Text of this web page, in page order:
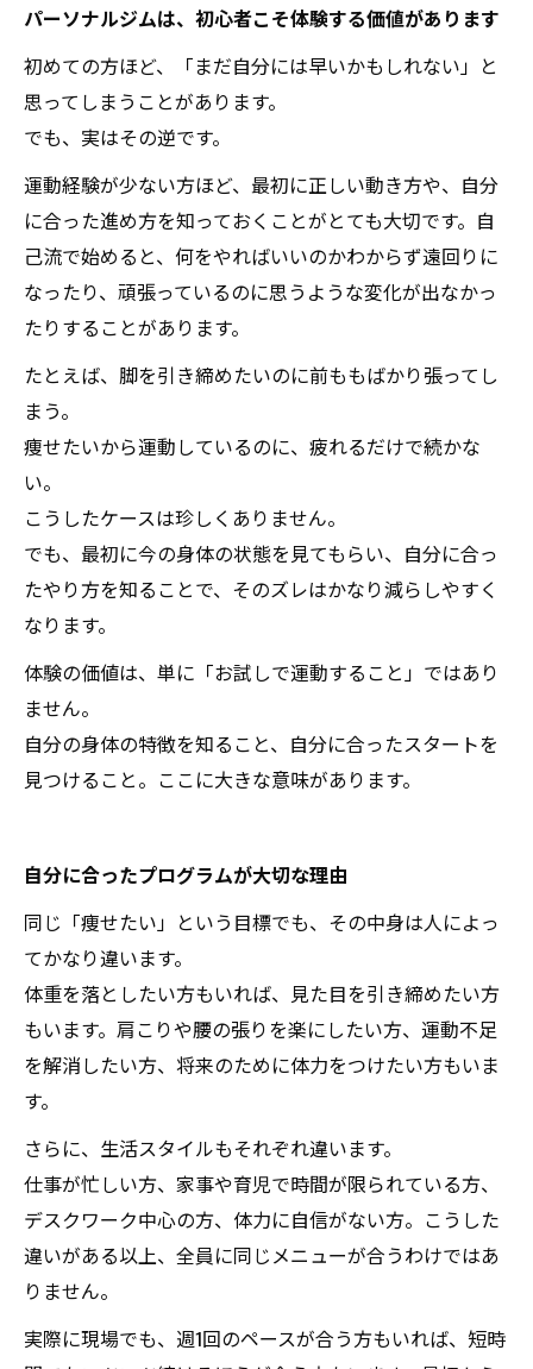
パーソナルジムは、初心者こそ体験する価値があります
初めての方ほど、「まだ自分には早いかもしれない」と
思ってしまうことがあります。
でも、実はその逆です。
運動経験が少ない方ほど、最初に正しい動き方や、自分
に合った進め方を知っておくことがとても大切です。自
己流で始めると、何をやればいいのかわからず遠回りに
なったり、頑張っているのに思うような変化が出なかっ
たりすることがあります。
たとえば、脚を引き締めたいのに前ももばかり張ってし
まう。
痩せたいから運動しているのに、疲れるだけで続かな
い。
こうしたケースは珍しくありません。
でも、最初に今の身体の状態を見てもらい、自分に合っ
たやり方を知ることで、そのズレはかなり減らしやすく
なります。
体験の価値は、単に「お試しで運動すること」ではあり
ません。
自分の身体の特徴を知ること、自分に合ったスタートを
見つけること。ここに大きな意味があります。
自分に合ったプログラムが大切な理由
同じ「痩せたい」という目標でも、その中身は人によっ
てかなり違います。
体重を落としたい方もいれば、見た目を引き締めたい方
もいます。肩こりや腰の張りを楽にしたい方、運動不足
を解消したい方、将来のために体力をつけたい方もいま
す。
さらに、生活スタイルもそれぞれ違います。
仕事が忙しい方、家事や育児で時間が限られている方、
デスクワーク中心の方、体力に自信がない方。こうした
違いがある以上、全員に同じメニューが合うわけではあ
りません。
実際に現場でも、週1回のペースが合う方もいれば、短時